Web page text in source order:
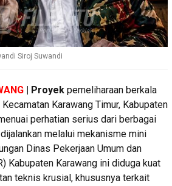
Siroj Suwandi
| Proyek pemeliharaan berkala
Karawang Timur, Kabupaten
perhatian serius dari berbagai
melalui mekanisme mini
Dinas Pekerjaan Umum dan
Kabupaten Karawang ini diduga kuat
teknis krusial, khususnya terkait